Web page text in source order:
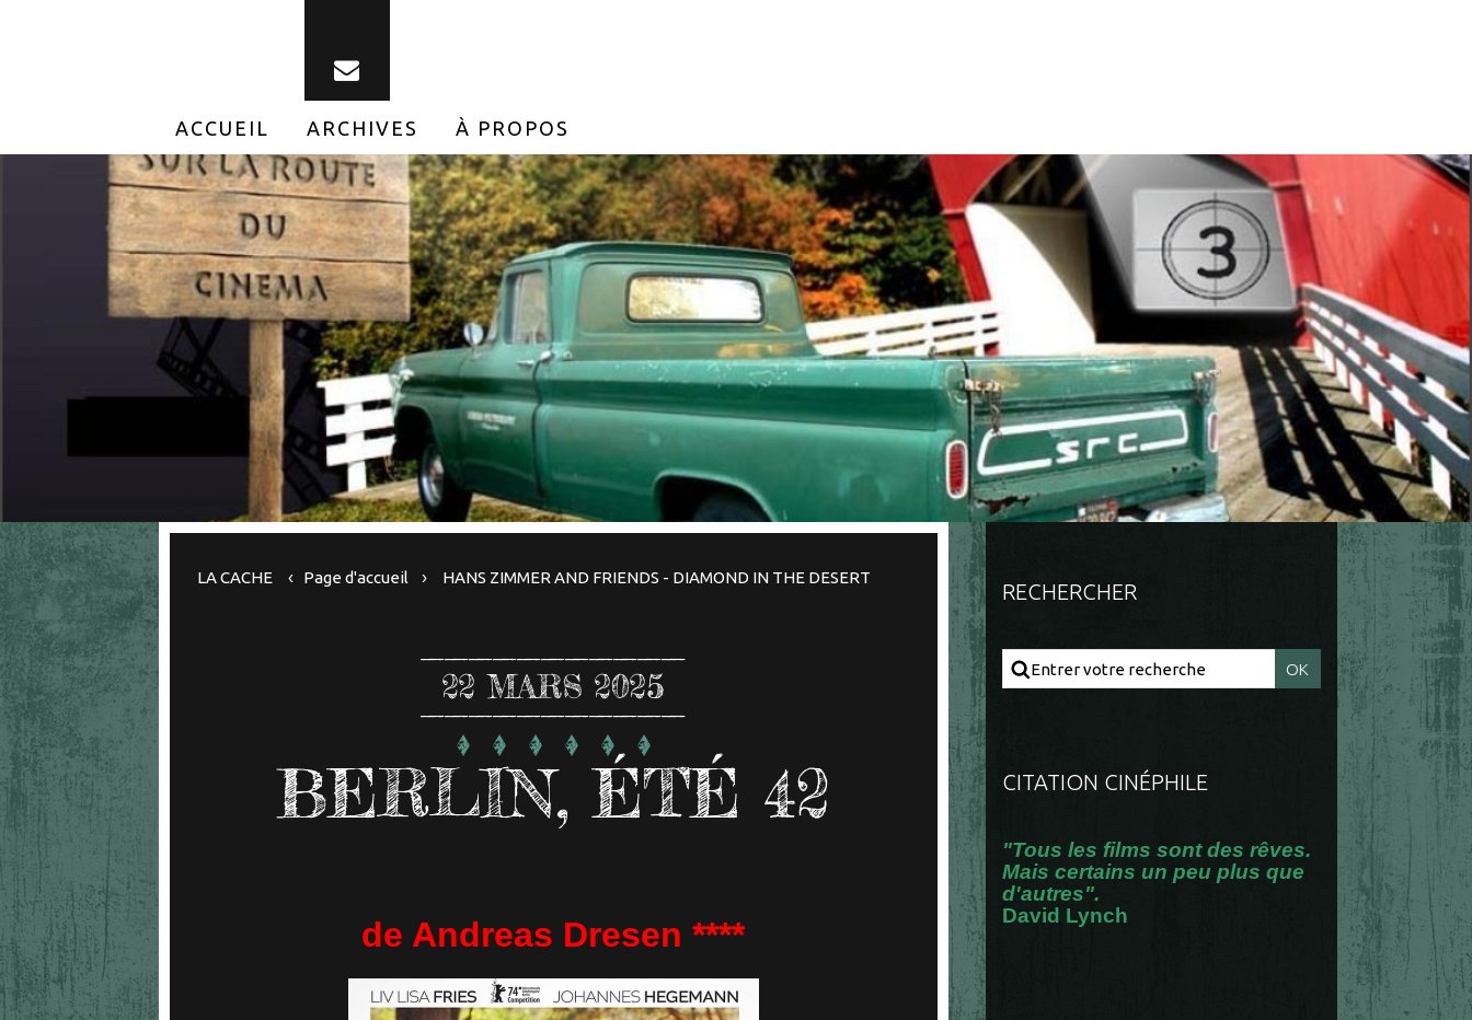
ACCUEIL ARCHIVES À PROPOS
LA CACHE Page d'accueil HANS ZIMMER AND FRIENDS - DIAMOND IN THE DESERT
22 MARS 2025
BERLIN, ÉTÉ 42
de Andreas Dresen ****
RECHERCHER
CITATION CINÉPHILE
"Tous les films sont des rêves.
Mais certains un peu plus que
d'autres".
David Lynch